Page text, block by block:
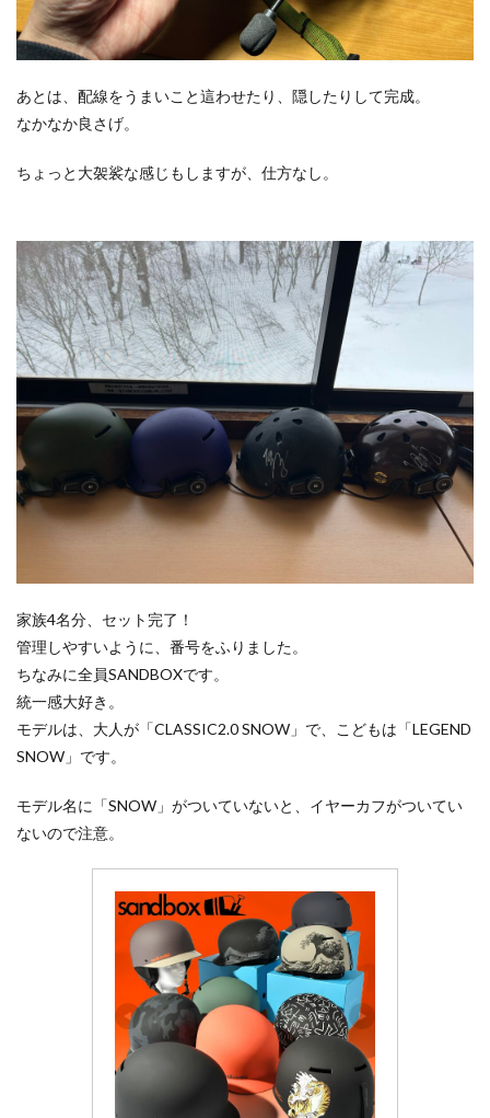
あとは、配線をうまいこと這わせたり、隠したりして完成。
なかなか良さげ。
ちょっと大袈裟な感じもしますが、仕方なし。
家族4名分、セット完了！
管理しやすいように、番号をふりました。
ちなみに全員SANDBOXです。
統一感大好き。
モデルは、大人が「CLASSIC2.0 SNOW」で、こどもは「LEGEND
SNOW」です。
モデル名に「SNOW」がついていないと、イヤーカフがついてい
ないので注意。